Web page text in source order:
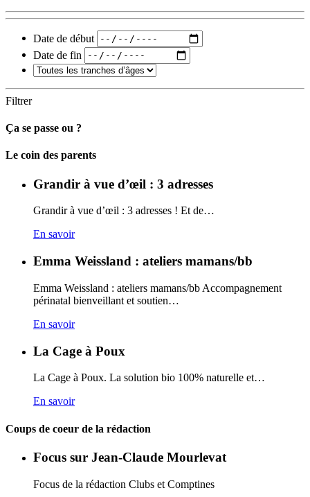
Date de début
Date de fin
Filtrer
Ça se passe ou ?
Carto
Le coin des parents
Grandir à vue d’œil : 3 adresses
Grandir à vue d’œil : 3 adresses ! Et de…
En savoir
Emma Weissland : ateliers mamans/bb
Emma Weissland : ateliers mamans/bb Accompagnement
périnatal bienveillant et soutien…
En savoir
La Cage à Poux
La Cage à Poux. La solution bio 100% naturelle et…
En savoir
Coups de coeur de la rédaction
Focus sur Jean-Claude Mourlevat
Focus de la rédaction Clubs et Comptines